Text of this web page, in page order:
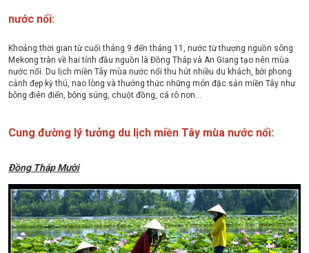
nước nổi:
Khoảng thời gian từ cuối tháng 9 đến tháng 11, nước từ thượng nguồn sông
Mekong tràn về hai tỉnh đầu nguồn là Đồng Tháp và An Giang tạo nên mùa
nước nổi. Du lịch miền Tây mùa nước nổi thu hút nhiều du khách, bởi phong
cảnh đẹp kỳ thú, nao lòng và thưởng thức những món đặc sản miền Tây như
bông điên điển, bông súng, chuột đồng, cá rô non…
Cung đường lý tưởng du lịch miền Tây mùa nước nổi:
Đồng Tháp Mười